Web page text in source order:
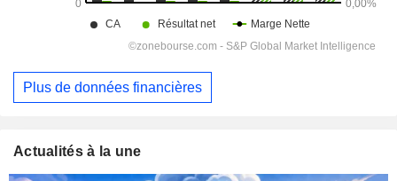
Plus de données financières
Actualités à la une